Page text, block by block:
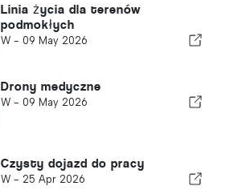
Linia życia dla terenów
podmokłych
W - 09 May 2026
Drony medyczne
W - 09 May 2026
Czysty dojazd do pracy
W - 25 Apr 2026